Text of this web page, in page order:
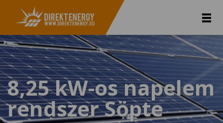
8,25 kW-os napelem
rendszer Söpte